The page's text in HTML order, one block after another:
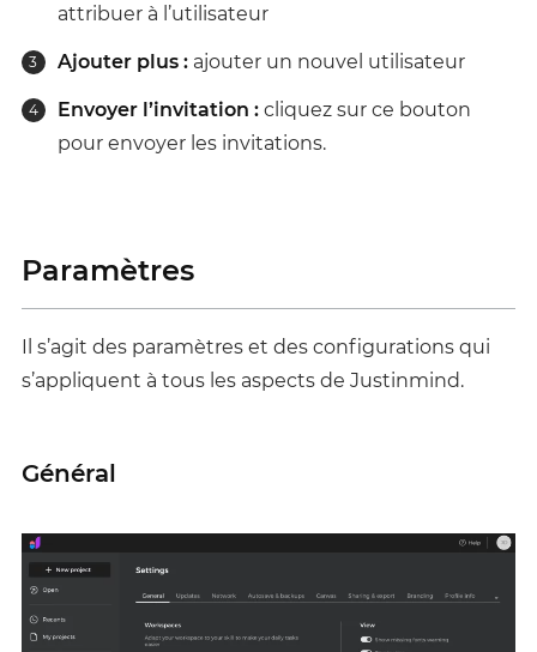
attribuer à l’utilisateur
Ajouter plus :ajouter un nouvel utilisateur
Envoyer l’invitation :cliquez sur ce bouton
pour envoyer les invitations.
Paramètres
Il s’agit des paramètres et des configurations qui
s’appliquent à tous les aspects de Justinmind.
Général